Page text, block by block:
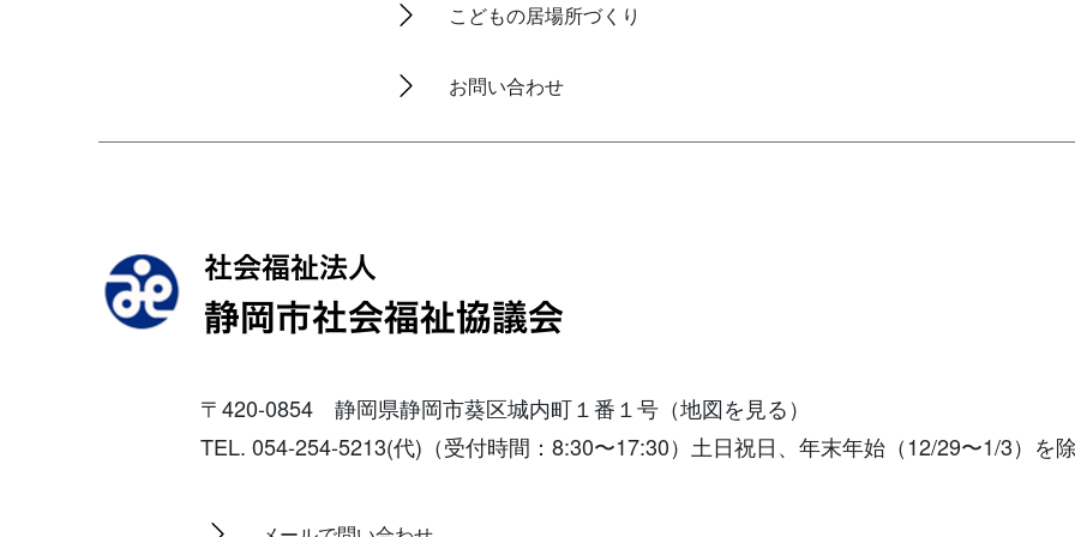
こどもの居場所づくり
お問い合わせ
〒420-0854 静岡県静岡市葵区城内町１番１号 （地図を見る）
TEL. 054-254-5213(代)（受付時間：8:30〜17:30）土日祝日、年末年始（12/29〜1/3）を